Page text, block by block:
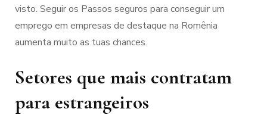
visto. Seguir os Passos seguros para conseguir um
emprego em empresas de destaque na Romênia
aumenta muito as tuas chances.
Setores que mais contratam
para estrangeiros